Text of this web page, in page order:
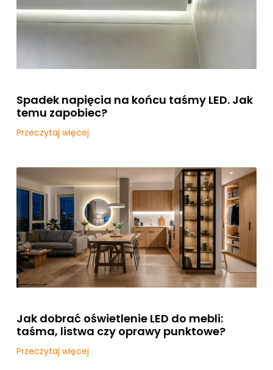
Spadek napięcia na końcu taśmy LED. Jak
temu zapobiec?
Przeczytaj więcej
Jak dobrać oświetlenie LED do mebli:
taśma, listwa czy oprawy punktowe?
Przeczytaj więcej